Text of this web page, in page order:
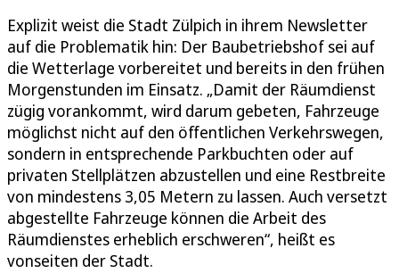
Explizit weist die Stadt Zülpich in ihrem Newsletter
auf die Problematik hin: Der Baubetriebshof sei auf
die Wetterlage vorbereitet und bereits in den frühen
Morgenstunden im Einsatz. „Damit der Räumdienst
zügig vorankommt, wird darum gebeten, Fahrzeuge
möglichst nicht auf den öffentlichen Verkehrswegen,
sondern in entsprechende Parkbuchten oder auf
privaten Stellplätzen abzustellen und eine Restbreite
von mindestens 3,05 Metern zu lassen. Auch versetzt
abgestellte Fahrzeuge können die Arbeit des
Räumdienstes erheblich erschweren“, heißt es
vonseiten der Stadt.